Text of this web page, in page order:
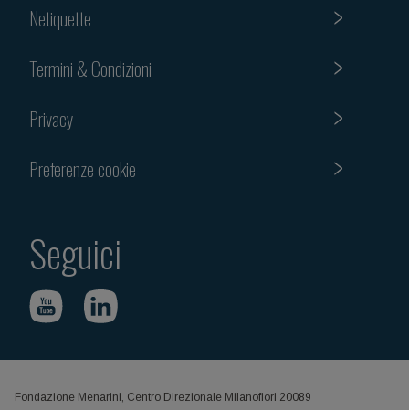
Netiquette
Termini & Condizioni
Privacy
Preferenze cookie
Seguici
Fondazione Menarini, Centro Direzionale Milanofiori 20089